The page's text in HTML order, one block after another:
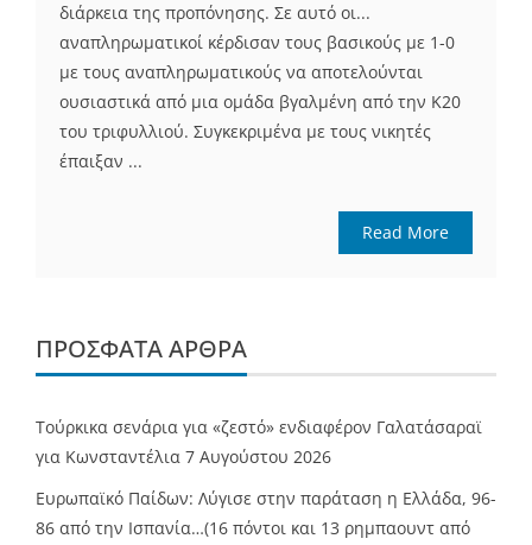
διάρκεια της προπόνησης. Σε αυτό οι...
αναπληρωματικοί κέρδισαν τους βασικούς με 1-0
με τους αναπληρωματικούς να αποτελούνται
ουσιαστικά από μια ομάδα βγαλμένη από την Κ20
του τριφυλλιού. Συγκεκριμένα με τους νικητές
έπαιξαν ...
Read More
ΠΡΌΣΦΑΤΑ ΆΡΘΡΑ
Τούρκικα σενάρια για «ζεστό» ενδιαφέρον Γαλατάσαραϊ
για Κωνσταντέλια 7 Αυγούστου 2026
Ευρωπαϊκό Παίδων: Λύγισε στην παράταση η Ελλάδα, 96-
86 από την Ισπανία…(16 πόντοι και 13 ρημπαουντ από